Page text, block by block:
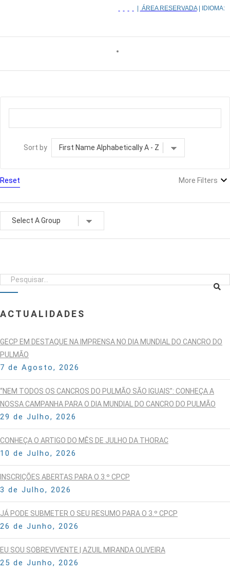
ÁREA RESERVADA| IDIOMA:
Sort by
Reset More Filters
ACTUALIDADES
GECP EM DESTAQUE NA IMPRENSA NO DIA MUNDIAL DO CANCRO DO
PULMÃO
7 de Agosto, 2026
“NEM TODOS OS CANCROS DO PULMÃO SÃO IGUAIS”: CONHEÇA A
NOSSA CAMPANHA PARA O DIA MUNDIAL DO CANCRO DO PULMÃO
29 de Julho, 2026
CONHEÇA O ARTIGO DO MÊS DE JULHO DA THORAC
10 de Julho, 2026
INSCRIÇÕES ABERTAS PARA O 3.º CPCP
3 de Julho, 2026
JÁ PODE SUBMETER O SEU RESUMO PARA O 3.º CPCP
26 de Junho, 2026
EU SOU SOBREVIVENTE | AZUIL MIRANDA OLIVEIRA
25 de Junho, 2026